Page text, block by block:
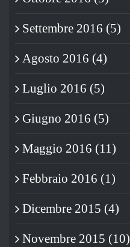
Settembre 2016 (5)
Agosto 2016 (4)
Luglio 2016 (5)
Giugno 2016 (5)
Maggio 2016 (11)
Febbraio 2016 (1)
Dicembre 2015 (4)
Novembre 2015 (10)